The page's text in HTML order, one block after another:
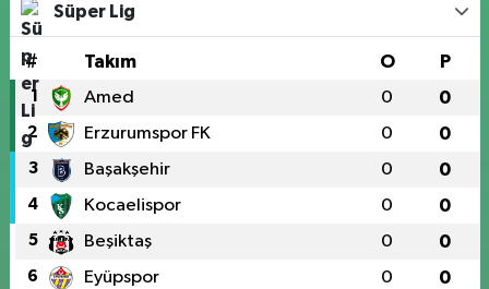
Süper Lig
# Takım O P
1 Amed 0 0
2 Erzurumspor FK 0 0
3 Başakşehir 0 0
4 Kocaelispor 0 0
5 Beşiktaş 0 0
6 Eyüpspor 0 0